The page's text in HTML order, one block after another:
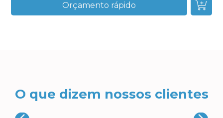
Orçamento rápido
O que dizem nossos clientes